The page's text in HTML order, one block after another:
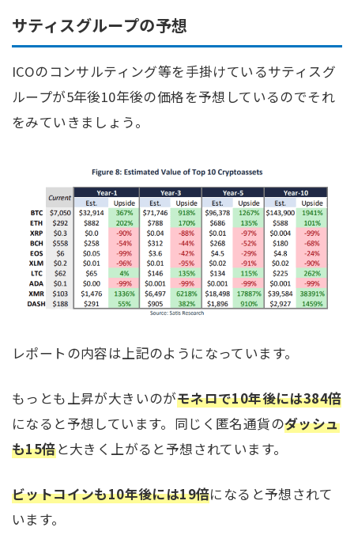
サティスグループの予想
ICOのコンサルティング等を手掛けているサティスグ
ループが5年後10年後の価格を予想しているのでそれ
をみていきましょう。
レポートの内容は上記のようになっています。
もっとも上昇が大きいのがモネロで10年後には384倍
になると予想しています。同じく匿名通貨のダッシュ
も15倍と大きく上がると予想されています。
ビットコインも10年後には19倍になると予想されて
います。